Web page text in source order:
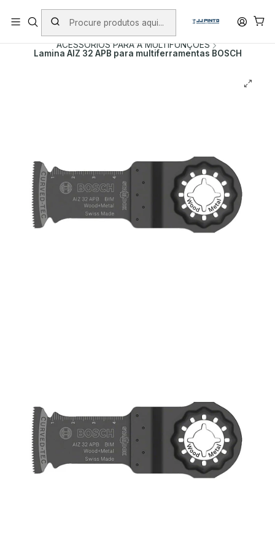
PORTES INCLUÍDOS EM ENCOMENDAS +75€ (excepto ilhas)
Início PRODUTOS
ACESSÓRIOS
ACESSORIOS PARA A MULTIFUNÇOES
Lamina AIZ 32 APB para multiferramentas BOSCH